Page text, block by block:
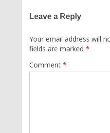
Leave a Reply
Your email address will
fields are marked *
Comment *